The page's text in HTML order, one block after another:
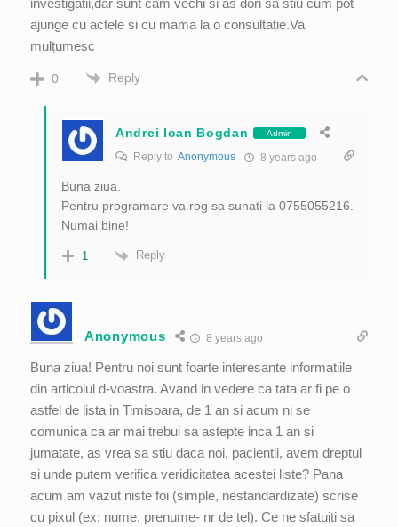
investigatii,dar sunt cam vechi si as dori sa stiu cum pot
ajunge cu actele si cu mama la o consultație.Va
mulțumesc
0 Reply
Andrei Ioan Bogdan Admin
Reply to Anonymous 8 years ago
Buna ziua.
Pentru programare va rog sa sunati la 0755055216.
Numai bine!
1 Reply
Anonymous 8 years ago
Buna ziua! Pentru noi sunt foarte interesante informatiile
din articolul d-voastra. Avand in vedere ca tata ar fi pe o
astfel de lista in Timisoara, de 1 an si acum ni se
comunica ca ar mai trebui sa astepte inca 1 an si
jumatate, as vrea sa stiu daca noi, pacientii, avem dreptul
si unde putem verifica veridicitatea acestei liste? Pana
acum am vazut niste foi (simple, nestandardizate) scrise
cu pixul (ex: nume, prenume- nr de tel). Ce ne sfatuiti sa